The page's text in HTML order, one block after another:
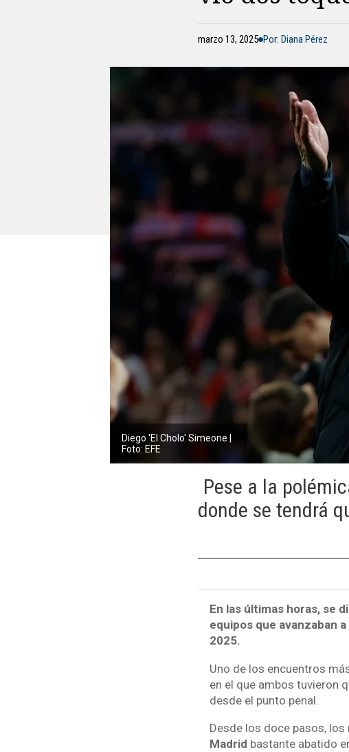
marzo 13, 2025 Por: Diana Pérez
Diego 'El Cholo' Simeone |
Foto: EFE
Pese a la
donde se tendrá
En las últimas horas, se
equipos que avanzaban
2025.
Uno de los encuentros
en el que ambos tuvieron
desde el punto penal.
Desde los doce pasos,
Madrid bastante abatido